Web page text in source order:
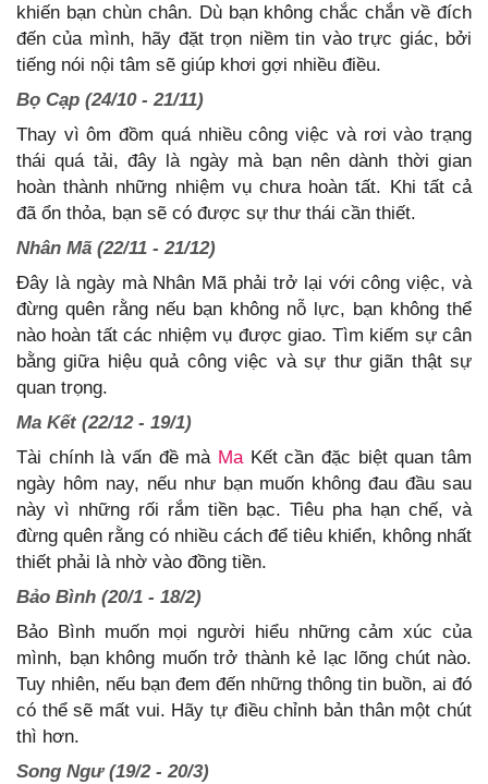
khiến bạn chùn chân. Dù bạn không chắc chắn về đích
đến của mình, hãy đặt trọn niềm tin vào trực giác, bởi
tiếng nói nội tâm sẽ giúp khơi gợi nhiều điều.
Bọ Cạp (24/10 - 21/11)
Thay vì ôm đồm quá nhiều công việc và rơi vào trạng
thái quá tải, đây là ngày mà bạn nên dành thời gian
hoàn thành những nhiệm vụ chưa hoàn tất. Khi tất cả
đã ổn thỏa, bạn sẽ có được sự thư thái cần thiết.
Nhân Mã (22/11 - 21/12)
Đây là ngày mà Nhân Mã phải trở lại với công việc, và
đừng quên rằng nếu bạn không nỗ lực, bạn không thể
nào hoàn tất các nhiệm vụ được giao. Tìm kiếm sự cân
bằng giữa hiệu quả công việc và sự thư giãn thật sự
quan trọng.
Ma Kết (22/12 - 19/1)
Tài chính là vấn đề mà MaKết cần đặc biệt quan tâm
ngày hôm nay, nếu như bạn muốn không đau đầu sau
này vì những rối rắm tiền bạc. Tiêu pha hạn chế, và
đừng quên rằng có nhiều cách để tiêu khiển, không nhất
thiết phải là nhờ vào đồng tiền.
Bảo Bình (20/1 - 18/2)
Bảo Bình muốn mọi người hiểu những cảm xúc của
mình, bạn không muốn trở thành kẻ lạc lõng chút nào.
Tuy nhiên, nếu bạn đem đến những thông tin buồn, ai đó
có thể sẽ mất vui. Hãy tự điều chỉnh bản thân một chút
thì hơn.
Song Ngư (19/2 - 20/3)